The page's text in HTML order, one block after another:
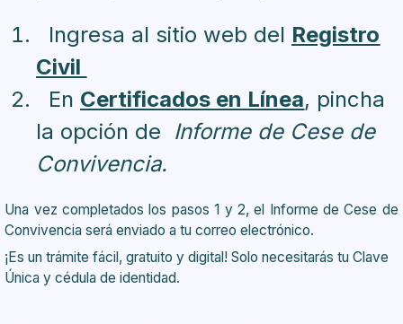
Ingresa al sitio web del Registro
Civil
En Certificados en Línea, pincha
la opción de Informe de Cese de
Convivencia.
Una vez completados los pasos 1 y 2, el Informe de Cese de
Convivencia será enviado a tu correo electrónico.
¡Es un trámite fácil, gratuito y digital! Solo necesitarás tu Clave
Única y cédula de identidad.